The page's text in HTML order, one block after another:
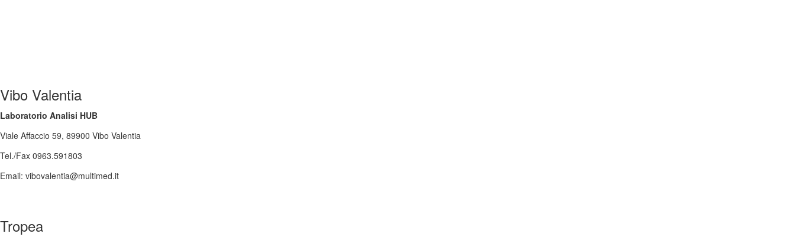
Vibo Valentia
Laboratorio Analisi HUB
Viale Affaccio 59, 89900 Vibo Valentia
Tel./Fax 0963.591803
Email: vibovalentia@multimed.it
Tropea